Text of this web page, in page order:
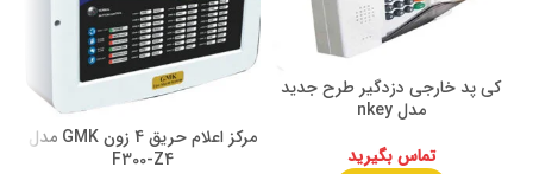
کی پد خارجی دزدگیر طرح جدید
مدل nkey
تماس بگیرید
مرکز اعلام حریق 4 زون GMK مدل
F300-Z4